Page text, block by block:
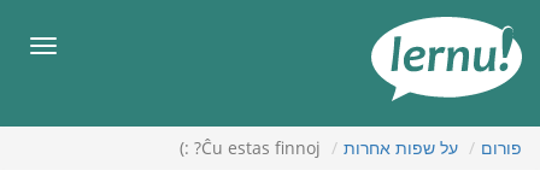
העניינים
פורום על שפות אחרות Ĉu estas finnoj? :)